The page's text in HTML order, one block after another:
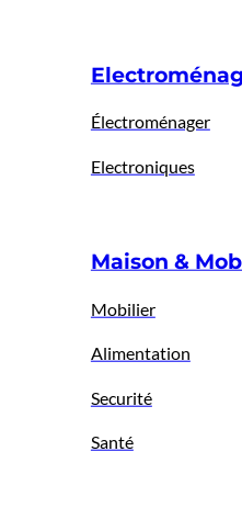
Électroménager
Electroniques
Maison &
Mobilier
Alimentation
Securité
Santé